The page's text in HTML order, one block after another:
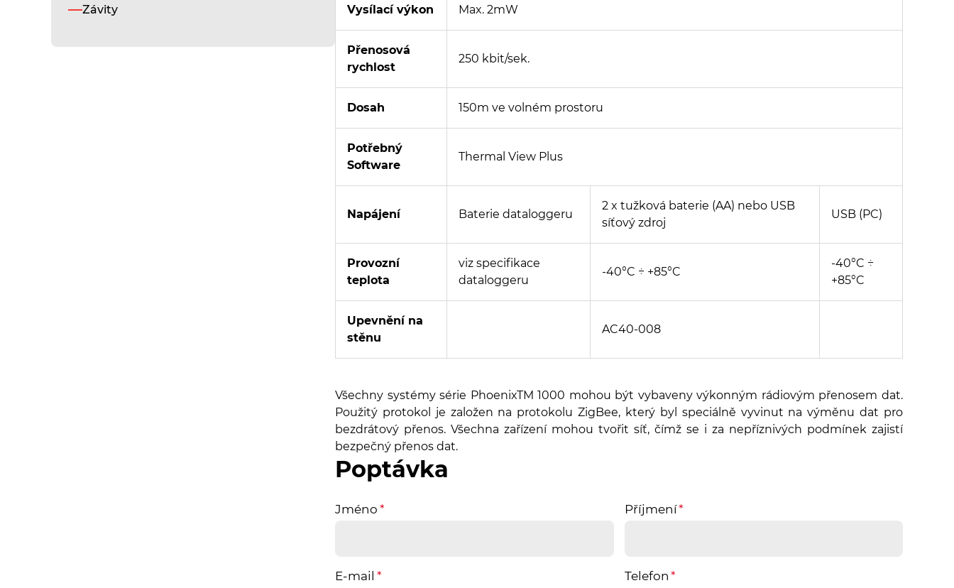
Závity Vysílací výkon Max. 2mW
Přenosová
rychlost
250 kbit/sek.
Dosah 150m ve volném prostoru
Potřebný
Software
Thermal View Plus
Napájení Baterie dataloggeru
2 x tužková baterie (AA) nebo USB
síťový zdroj
USB (PC)
Provozní
teplota
viz specifikace
dataloggeru
-40°C ÷ +85°C
-40°C ÷
+85°C
Upevnění na
stěnu
AC40-008
Všechny systémy série PhoenixTM 1000 mohou být vybaveny výkonným rádiovým přenosem dat.
Použitý protokol je založen na protokolu ZigBee, který byl speciálně vyvinut na výměnu dat pro
bezdrátový přenos. Všechna zařízení mohou tvořit síť, čímž se i za nepříznivých podmínek zajistí
bezpečný přenos dat.
Poptávka
Jméno Příjmení
E-mail Telefon